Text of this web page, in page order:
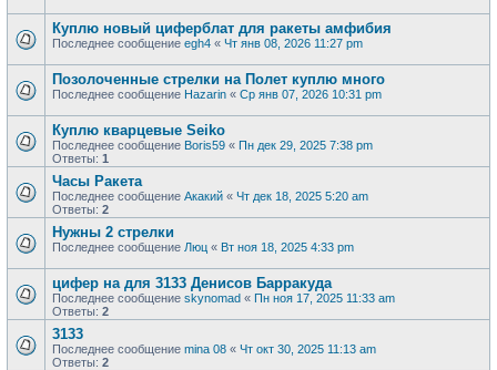
Куплю новый циферблат для ракеты амфибия
Последнее сообщение egh4 « Чт янв 08, 2026 11:27 pm
Позолоченные стрелки на Полет куплю много
Последнее сообщение Hazarin « Ср янв 07, 2026 10:31 pm
Куплю кварцевые Seiko
Последнее сообщение Boris59 « Пн дек 29, 2025 7:38 pm
Ответы: 1
Часы Ракета
Последнее сообщение Акакий « Чт дек 18, 2025 5:20 am
Ответы: 2
Нужны 2 стрелки
Последнее сообщение Люц « Вт ноя 18, 2025 4:33 pm
цифер на для 3133 Денисов Барракуда
Последнее сообщение skynomad « Пн ноя 17, 2025 11:33 am
Ответы: 2
3133
Последнее сообщение mina 08 « Чт окт 30, 2025 11:13 am
Ответы: 2